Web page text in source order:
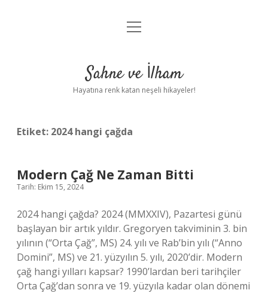
Anasayfa
Yasal Uyarı
menüyü
Sahne ve İlham
Hayatına renk katan neşeli hikayeler!
Etiket: 2024 hangi çağda
Modern Çağ Ne Zaman Bitti
Tarih: Ekim 15, 2024
2024 hangi çağda? 2024 (MMXXIV), Pazartesi günü
başlayan bir artık yıldır. Gregoryen takviminin 3. bin
yılının (“Orta Çağ”, MS) 24. yılı ve Rab’bin yılı (“Anno
Domini”, MS) ve 21. yüzyılın 5. yılı, 2020’dir. Modern
çağ hangi yılları kapsar? 1990’lardan beri tarihçiler
Orta Çağ’dan sonra ve 19. yüzyıla kadar olan dönemi